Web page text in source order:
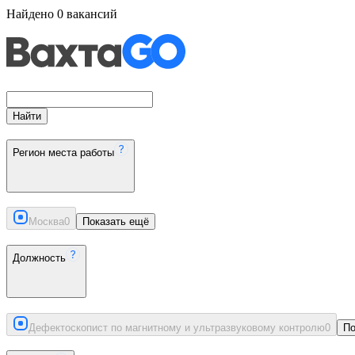
Найдено 0 вакансий
Найти
Регион места работы
Москва0 Показать ещё
Должность
Дефектоскопист по магнитному и ультразвуковому контролю0